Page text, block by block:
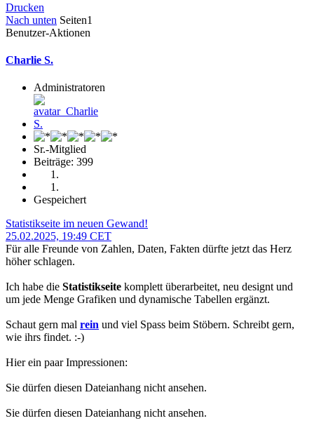
Drucken
Nach unten Seiten1
Benutzer-Aktionen
Charlie S.
Administratoren
Sr.-Mitglied
Beiträge: 399
Gespeichert
Statistikseite im neuen Gewand!
25.02.2025, 19:49 CET
Für alle Freunde von Zahlen, Daten, Fakten dürfte jetzt das Herz
höher schlagen.
Ich habe die Statistikseite komplett überarbeitet, neu designt und
um jede Menge Grafiken und dynamische Tabellen ergänzt.
Schaut gern mal rein und viel Spass beim Stöbern. Schreibt gern,
wie ihrs findet. :-)
Hier ein paar Impressionen:
Sie dürfen diesen Dateianhang nicht ansehen.
Sie dürfen diesen Dateianhang nicht ansehen.